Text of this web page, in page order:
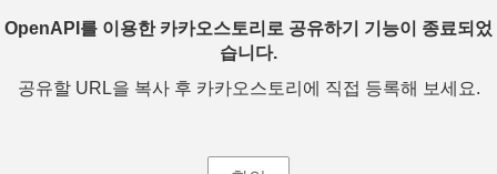
OpenAPI를 이용한 카카오스토리로 공유하기 기능이 종료되었
습니다.
공유할 URL을 복사 후 카카오스토리에 직접 등록해 보세요.